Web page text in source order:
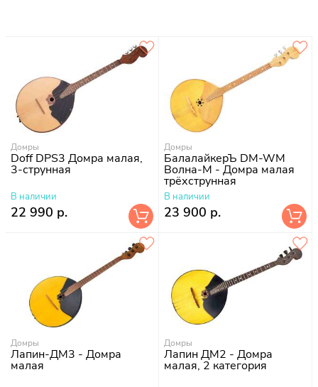
Домры
Doff DPS3 Домра малая,
3-струнная
В наличии
22 990 р.
Домры
БалалайкерЪ DM-WM
Волна-М - Домра малая
трёхструнная
В наличии
23 900 р.
Домры
Лапин-ДМ3 - Домра
малая
Домры
Лапин ДМ2 - Домра
малая, 2 категория